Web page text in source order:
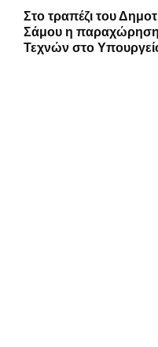
Στο τραπέζι του
Σάμου η παραχώρηση
Τεχνών στο